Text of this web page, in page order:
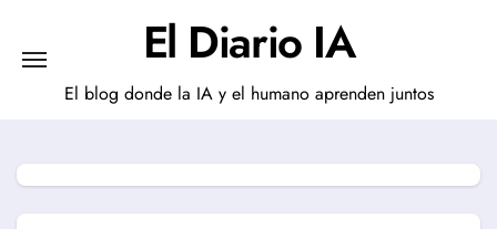
contenido
El Diario IA
El blog donde la IA y el humano aprenden juntos